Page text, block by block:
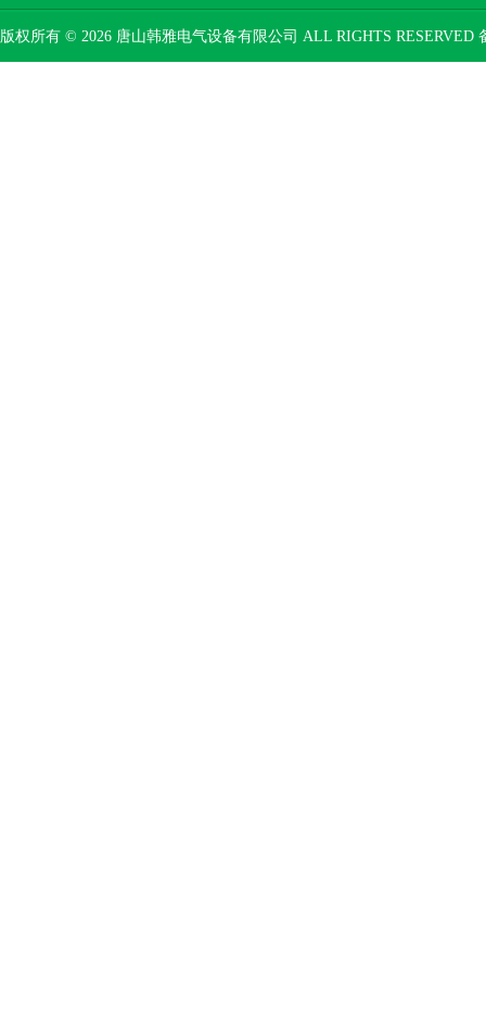
版权所有 © 2026 唐山韩雅电气设备有限公司 ALL RIGHTS RESERVED